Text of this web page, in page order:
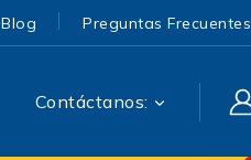
Blog Preguntas Frecuentes
Contáctanos: